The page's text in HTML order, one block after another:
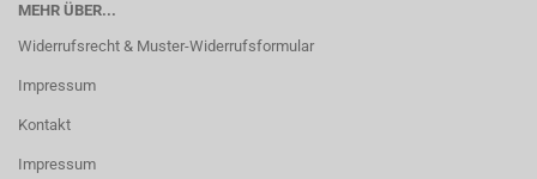
MEHR ÜBER...
Widerrufsrecht & Muster-Widerrufsformular
Impressum
Kontakt
Impressum